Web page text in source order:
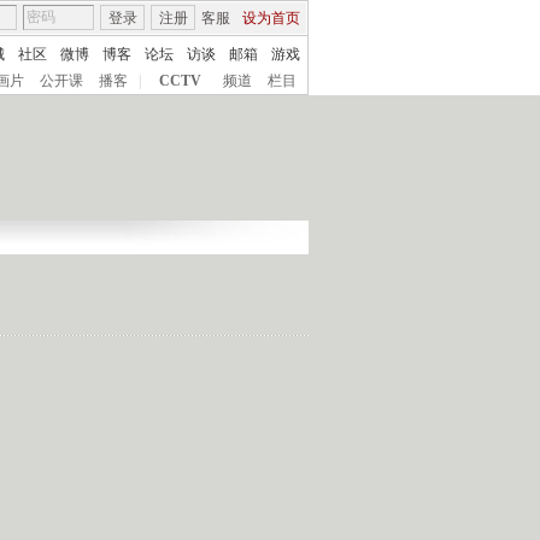
客服 设为首页
登录 注册
社区 微博 博客 论坛 访谈 邮箱
游戏
片
公开课 播客 CCTV 频道 栏目